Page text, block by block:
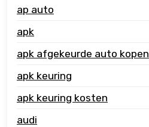
ap auto
apk
apk afgekeurde auto kopen
apk keuring
apk keuring kosten
audi